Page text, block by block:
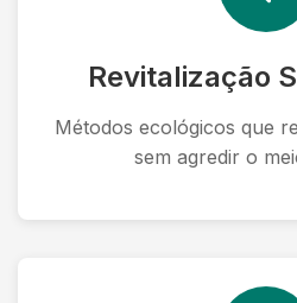
Revitalização
Métodos ecológicos que
sem agredir o